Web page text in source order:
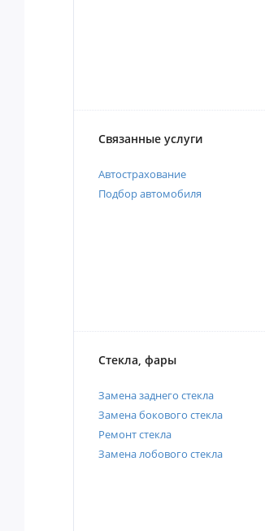
Связанные услуги
Автострахование
Подбор автомобиля
Стекла, фары
Замена заднего стекла
Замена бокового стекла
Ремонт стекла
Замена лобового стекла